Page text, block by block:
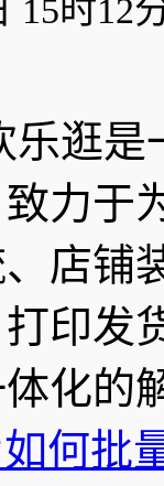
15时12
乐逛
力于
店铺
印发
体化
何批